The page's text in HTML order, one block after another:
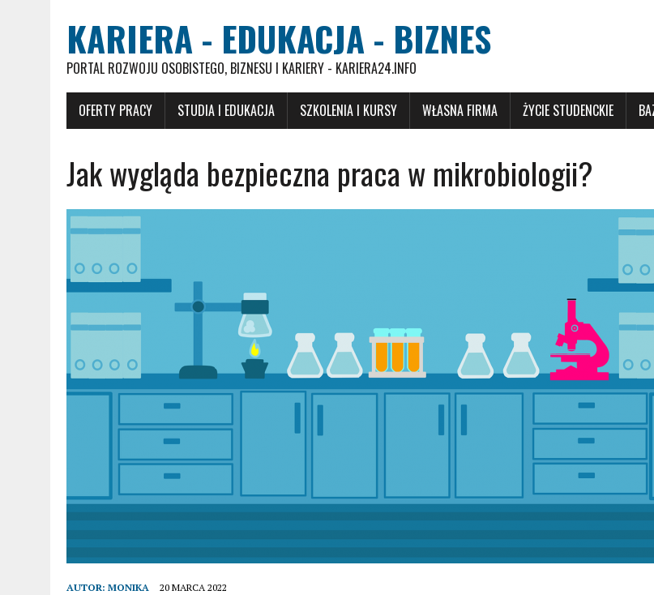
KARIERA - EDUKACJA - BIZNES
PORTAL ROZWOJU OSOBISTEGO, BIZNESU I KARIERY - KARIERA24.INFO
OFERTY PRACY STUDIA I EDUKACJA SZKOLENIA I KURSY WŁASNA FIRMA ŻYCIE STUDENCKIE
Jak wygląda bezpieczna praca w mikrobiologii?
AUTOR: MONIKA 20 MARCA 2022